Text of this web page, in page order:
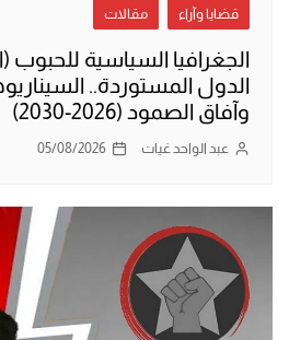
قضايا وآراء مقالات
الدول المستوردة..
وآفاق الصمود (2026-2030)
عبد الواحد غيات 05/08/2026